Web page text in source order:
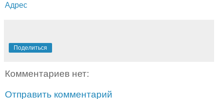
Адрес
Поделиться
Комментариев нет:
Отправить комментарий